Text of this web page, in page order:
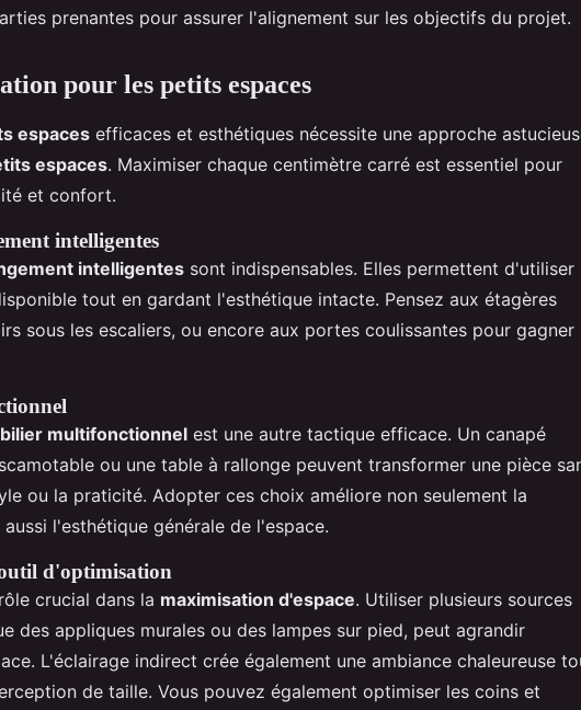
prenantes pour assurer l'alignement sur les objectifs du projet.
pour les petits espaces
espaces efficaces et esthétiques nécessite une approche
espaces. Maximiser chaque centimètre carré est essentiel pour
et confort.
intelligentes
intelligentes sont indispensables. Elles permettent d'utiliser
tout en gardant l'esthétique intacte. Pensez aux étagères
sous les escaliers, ou encore aux portes coulissantes pour gagner
multifonctionnel est une autre tactique efficace. Un canapé
ou une table à rallonge peuvent transformer une pièce
ou la praticité. Adopter ces choix améliore non seulement la
l'esthétique générale de l'espace.
d'optimisation
crucial dans la maximisation d'espace. Utiliser plusieurs sources
des appliques murales ou des lampes sur pied, peut agrandir
L'éclairage indirect crée également une ambiance chaleureuse
de taille. Vous pouvez également optimiser les coins et